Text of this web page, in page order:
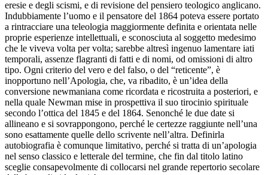
eresie e degli scismi, e di revisione del pensiero teologico anglicano.
Indubbiamente l’uomo e il pensatore del 1864 poteva essere portato
a rintracciare una teleologia maggiormente definita e orientata nelle
proprie esperienze intellettuali, e sconosciuta al soggetto medesimo
che le viveva volta per volta; sarebbe altresì ingenuo lamentare iati
temporali, assenze flagranti di fatti e di nomi, od omissioni di altro
tipo. Ogni criterio del vero e del falso, o del “reticente”, è
inopportuno nell’Apologia, che, va ribadito, è un’idea della
conversione newmaniana come ricordata e ricostruita a posteriori, e
nella quale Newman mise in prospettiva il suo tirocinio spirituale
secondo l’ottica del 1845 e del 1864. Senonché le due date si
allineano e si sovrappongono, perché le certezze raggiunte nell’una
sono esattamente quelle dello scrivente nell’altra. Definirla
autobiografia è comunque limitativo, perché si tratta di un’apologia
nel senso classico e letterale del termine, che fin dal titolo latino
sceglie consapevolmente di collocarsi nel grande repertorio secolare